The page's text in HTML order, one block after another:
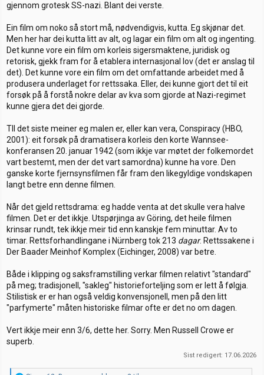
gjennom grotesk SS-nazi. Blant dei verste.
Ein film om noko så stort må, nødvendigvis, kutta. Eg skjønar det.
Men her har dei kutta litt av alt, og lagar ein film om alt og ingenting.
Det kunne vore ein film om korleis sigersmaktene, juridisk og
retorisk, gjekk fram for å etablera internasjonal lov (det er anslag til
det). Det kunne vore ein film om det omfattande arbeidet med å
produsera underlaget for rettssaka. Eller, dei kunne gjort det til eit
forsøk på å forstå nokre delar av kva som gjorde at Nazi-regimet
kunne gjera det dei gjorde.
TIl det siste meiner eg malen er, eller kan vera, Conspiracy (HBO,
2001): eit forsøk på dramatisera korleis den korte Wannsee-
konferansen 20. januar 1942 (som ikkje var møtet der folkemordet
vart bestemt, men der det vart samordna) kunne ha vore. Den
ganske korte fjernsynsfilmen får fram den likegyldige vondskapen
langt betre enn denne filmen.
Når det gjeld rettsdrama: eg hadde venta at det skulle vera halve
filmen. Det er det ikkje. Utspørjinga av Göring, det heile filmen
krinsar rundt, tek ikkje meir tid enn kanskje fem minuttar. Av to
timar. Rettsforhandlingane i Nürnberg tok 213 dagar. Rettssakene i
Der Baader Meinhof Komplex (Eichinger, 2008) var betre.
Både i klipping og saksframstilling verkar filmen relativt "standard"
på meg; tradisjonell, "sakleg" historieforteljing som er lett å følgja.
Stilistisk er er han også veldig konvensjonell, men på den litt
"parfymerte" måten historiske filmar ofte er det no om dagen.
Vert ikkje meir enn 3/6, dette her. Sorry. Men Russell Crowe er
superb.
Sist redigert: 17.06.2026